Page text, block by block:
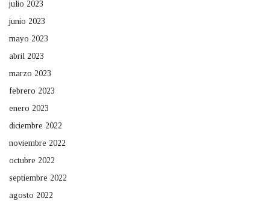
julio 2023
junio 2023
mayo 2023
abril 2023
marzo 2023
febrero 2023
enero 2023
diciembre 2022
noviembre 2022
octubre 2022
septiembre 2022
agosto 2022